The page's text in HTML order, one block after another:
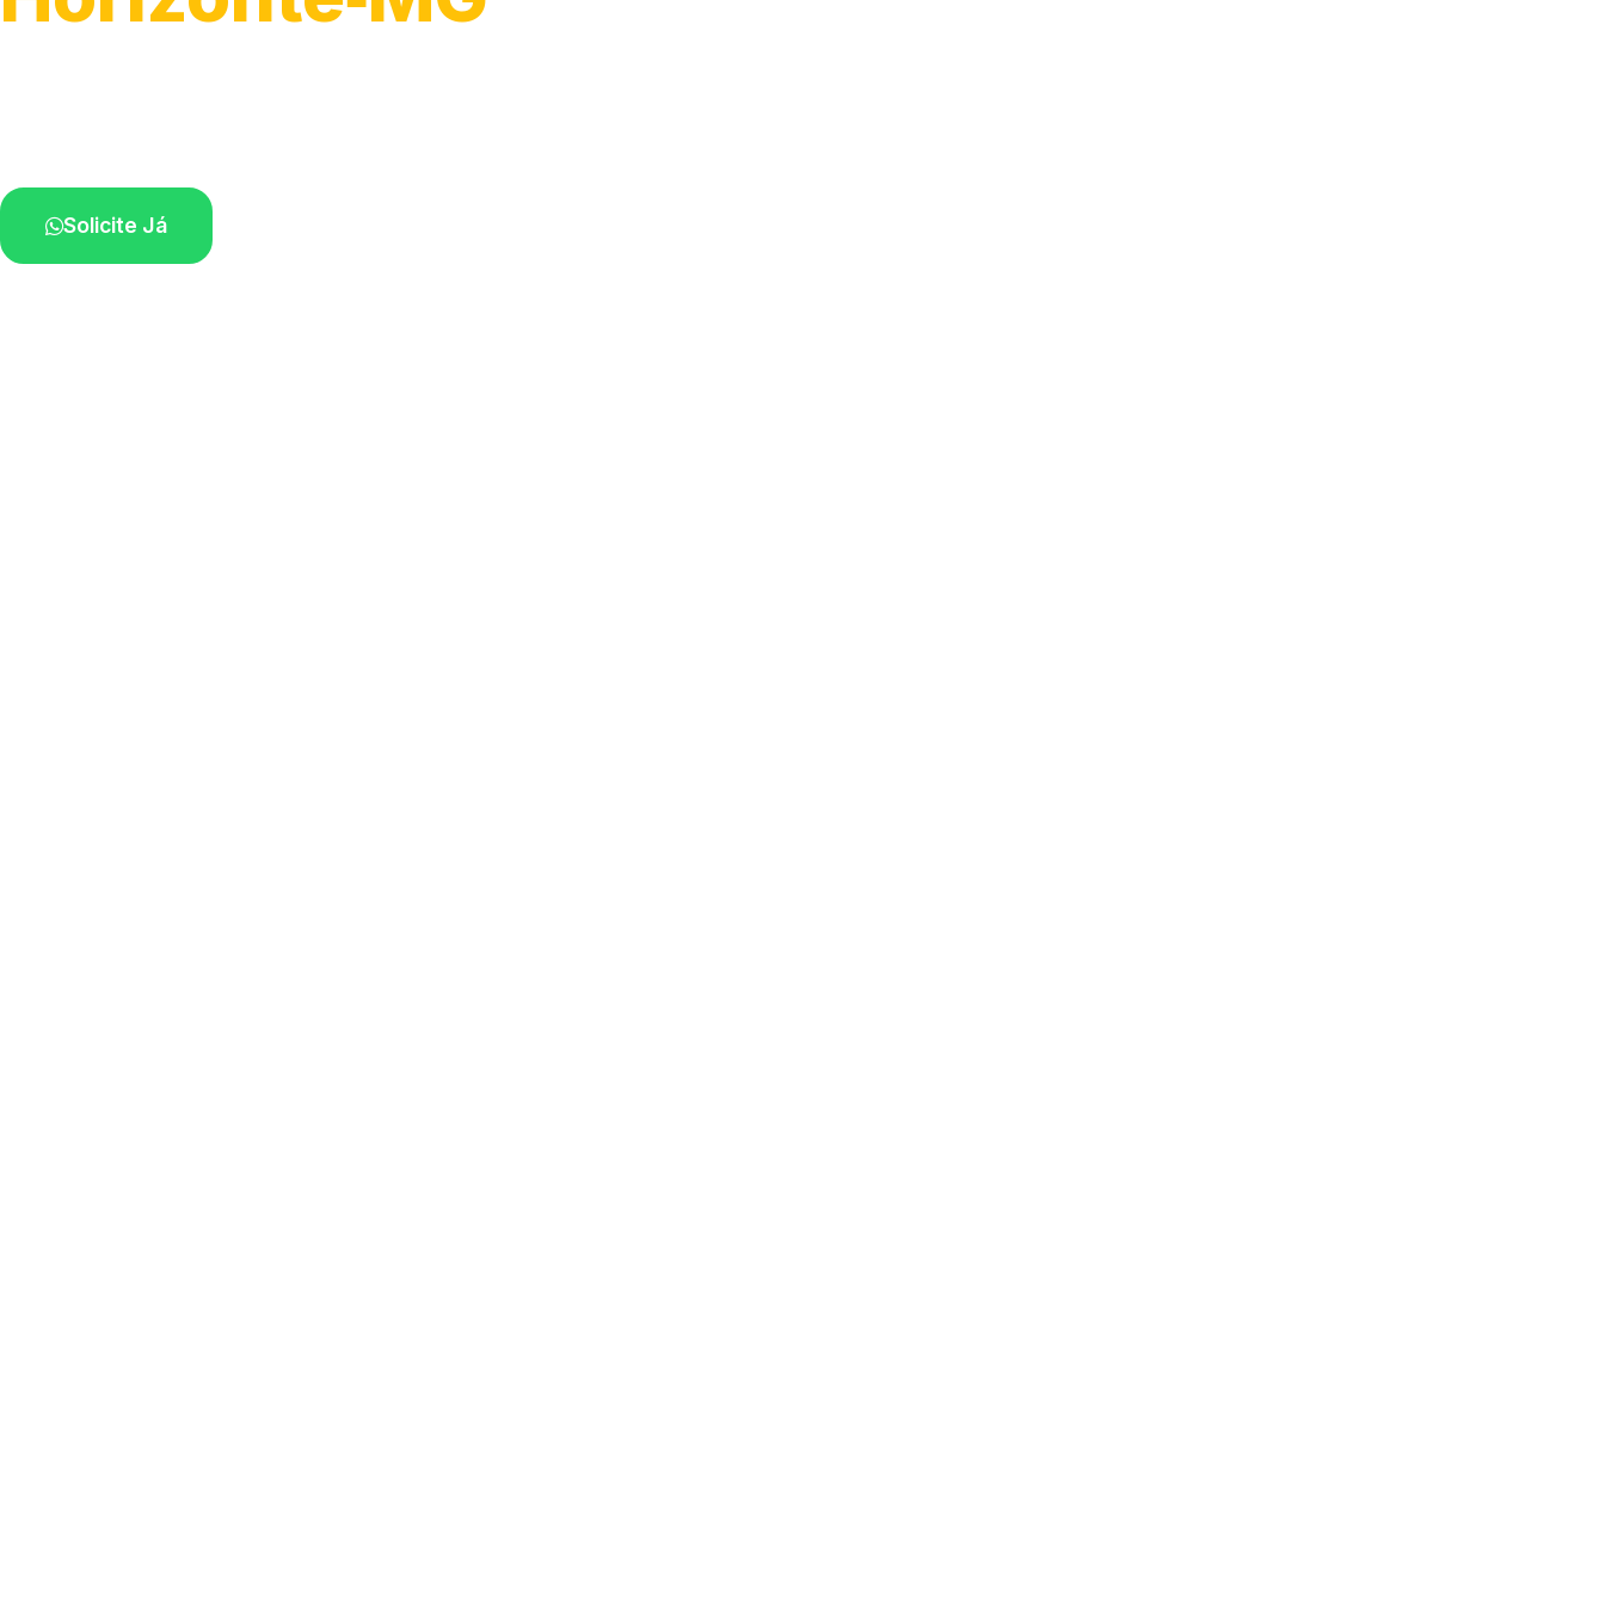
Solicite Já